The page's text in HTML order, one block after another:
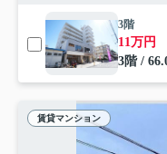
3階
11万円
3階 /
賃貸マンション